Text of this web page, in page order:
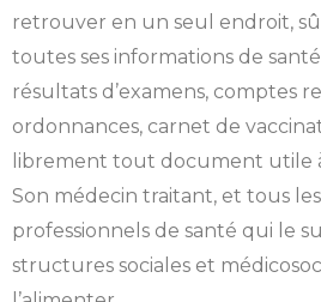
retrouver en un seul endroit,
toutes ses informations de
résultats d’examens, comptes
ordonnances, carnet de
librement tout document utile
Son médecin traitant, et tous
professionnels de santé qui le
structures sociales et